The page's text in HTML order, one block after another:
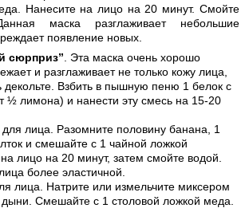
Нанесите на лицо на 20 минут. Смойте
маска разглаживает небольшие
появление новых.
сюрприз” . Эта маска очень хорошо
и разглаживает не только кожу лица,
Взбить в пышную пеню 1 белок с
½ лимона) и нанести эту смесь на 15-20
для лица. Разомните половину банана, 1
и смешайте с 1 чайной ложкой
лицо на 20 минут, затем смойте водой.
более эластичной.
лица. Натрите или измельчите миксером
дыни. Смешайте с 1 столовой ложкой меда.